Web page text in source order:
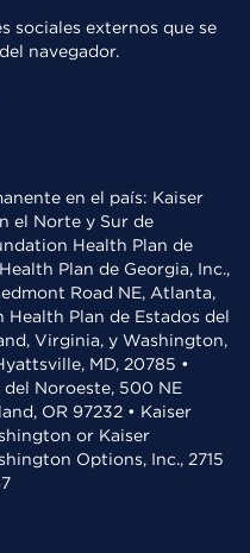
sociales externos que se
navegador.
en el país: Kaiser
el Norte y Sur de
Health Plan de
Plan de Georgia, Inc.,
Road NE, Atlanta,
Plan de Estados del
Virginia, y Washington,
MD, 20785 •
Noroeste, 500 NE
OR 97232 • Kaiser
or Kaiser
Options, Inc., 2715